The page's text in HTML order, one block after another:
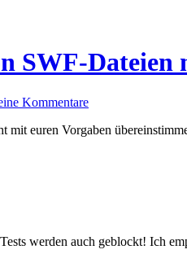
SWF-
Kommentare
euren Vorgaben
werden auch geblockt! Ich